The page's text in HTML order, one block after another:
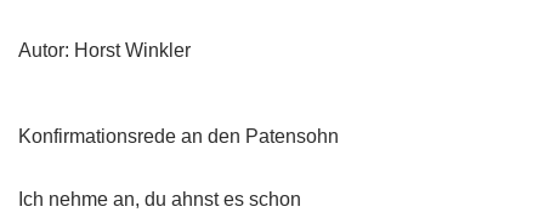
Autor: Horst Winkler
Konfirmationsrede an den Patensohn
Ich nehme an, du ahnst es schon